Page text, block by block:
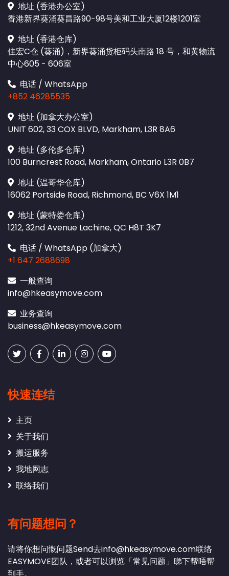
地址 (香港办公室)
香港新界葵涌葵昌路90-98号美和工业大厦12楼1201室
地址 (香港仓库)
佳宏C仓 (葵涌)，新界葵涌货柜码头南路 18 号，和黄物流
中心605 - 606室
电话 / WhatsApp
+852 46285535
地址 (加拿大办公室)
UNIT 602, 33 COX BLVD, Markham, L3R 8A6
地址 (多伦多仓库)
100 Burncrest Road, Markham, Ontario L3R 0B7
地址 (温哥华仓库)
16062 Portside Road, Richmond, BC V6X 1M1
地址 (蒙特娄仓库)
1212, 32nd Avenue Lachine, QC H8T 3K7
电话 / WhatsApp (加拿大)
+1 647 2688698
一般查询
info@hkeasymove.com
业务查询
business@hkeasymove.com
快速连结
主页
关于我们
搬运服务
我地网志
联络我们
有问题想问？
请将你想问慨问题Send去info@hkeasymove.com联络
EASYMOVE团队，或者可以浏览「常见问题」睇下帮唔帮